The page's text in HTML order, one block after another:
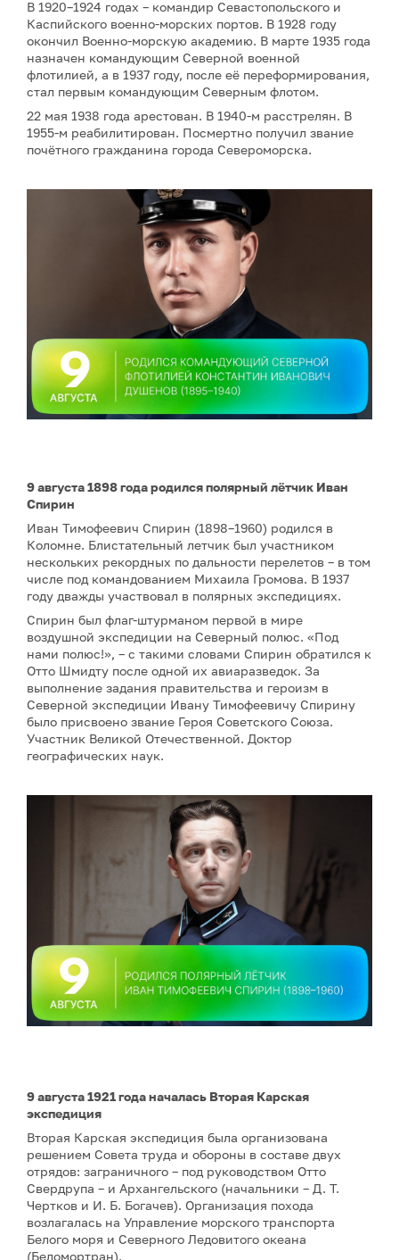
В 1920–1924 годах – командир Севастопольского и
Каспийского военно-морских портов. В 1928 году
окончил Военно-морскую академию. В марте 1935 года
назначен командующим Северной военной
флотилией, а в 1937 году, после её переформирования,
стал первым командующим Северным флотом.
22 мая 1938 года арестован. В 1940-м расстрелян. В
1955-м реабилитирован. Посмертно получил звание
почётного гражданина города Североморска.
9 августа 1898 года родился полярный лётчик Иван
Спирин
Иван Тимофеевич Спирин (1898–1960) родился в
Коломне. Блистательный летчик был участником
нескольких рекордных по дальности перелетов – в том
числе под командованием Михаила Громова. В 1937
году дважды участвовал в полярных экспедициях.
Спирин был флаг-штурманом первой в мире
воздушной экспедиции на Северный полюс. «Под
нами полюс!», – с такими словами Спирин обратился к
Отто Шмидту после одной их авиаразведок. За
выполнение задания правительства и героизм в
Северной экспедиции Ивану Тимофеевичу Спирину
было присвоено звание Героя Советского Союза.
Участник Великой Отечественной. Доктор
географических наук.
9 августа 1921 года началась Вторая Карская
экспедиция
Вторая Карская экспедиция была организована
решением Совета труда и обороны в составе двух
отрядов: заграничного – под руководством Отто
Свердрупа – и Архангельского (начальники – Д. Т.
Чертков и И. Б. Богачев). Организация похода
возлагалась на Управление морского транспорта
Белого моря и Северного Ледовитого океана
(Беломортран).